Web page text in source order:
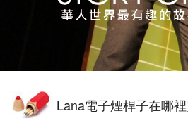
Lana電子煙桿子在哪